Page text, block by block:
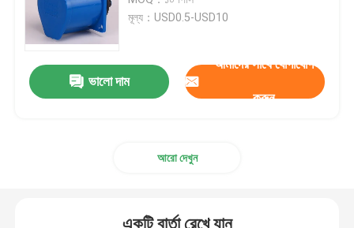
ক্যাবল ক্রাম্প সংযোগকারী
বিস্ফোরণ প্রতিরোধক সুইচ এবং সকেট
মূল্য：USD0.5-USD10
ভালো দাম
আমাদের সাথে যোগাযোগ
করুন
আরো দেখুন
একটি বার্তা রেখে যান